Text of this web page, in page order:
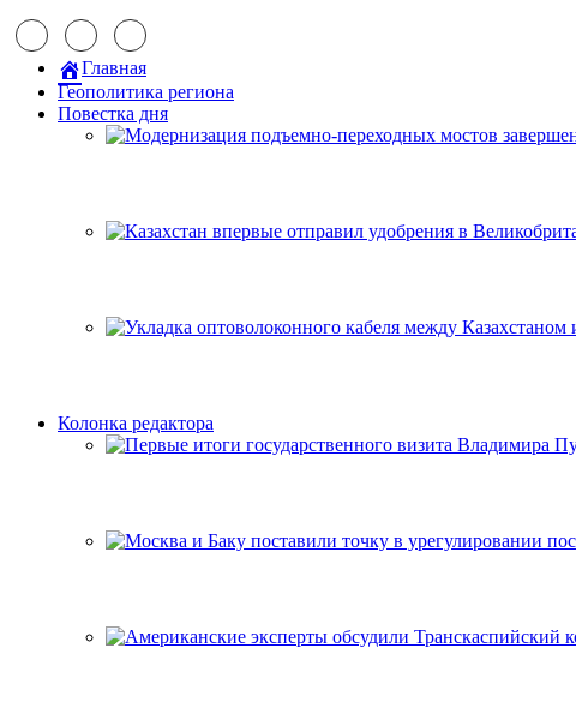
Главная
Геополитика региона
Повестка дня
Колонка редактора